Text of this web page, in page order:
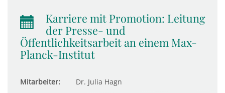
Karriere mit Promotion: Leitung
der Presse- und
Öffentlichkeitsarbeit an einem Max-
Planck-Institut
Mitarbeiter: Dr. Julia Hagn